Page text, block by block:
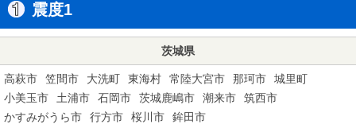
震度1
茨城県
高萩市 笠間市 大洗町 東海村 常陸大宮市 那珂市
城里町
小美玉市
土浦市 石岡市 茨城鹿嶋市 潮来市
筑西市
かすみがうら市
行方市 桜川市 鉾田市